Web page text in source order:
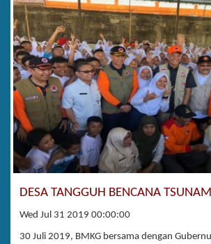
DESA TANGGUH BENCANA
Wed Jul 31 2019 00:00:00
30 Juli 2019, BMKG bersama dengan